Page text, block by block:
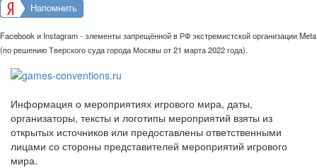
Напомнить
Facebook и Instagram - элементы запрещённой в РФ экстремистской организации Meta
(по решению Тверского суда города Москвы от 21 марта 2022 года).
Информация о мероприятиях игрового мира, даты,
организаторы, тексты и логотипы мероприятий взяты из
открытых источников или предоставлены ответственными
лицами со стороны представителей мероприятий игрового
мира.